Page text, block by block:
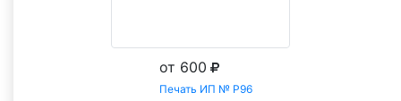
от 600
Печать ИП № Р96